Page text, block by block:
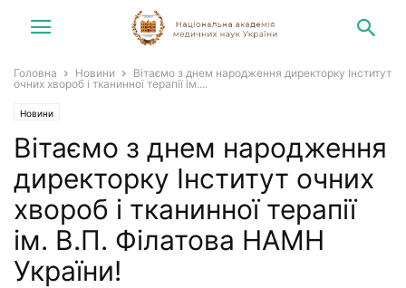
Головна Новини
Вітаємо з днем народження директорку Інститут
очних хвороб і тканинної терапії ім....
Новини
Вітаємо з днем народження
директорку Інститут очних
хвороб і тканинної терапії
ім. В.П. Філатова НАМН
України!